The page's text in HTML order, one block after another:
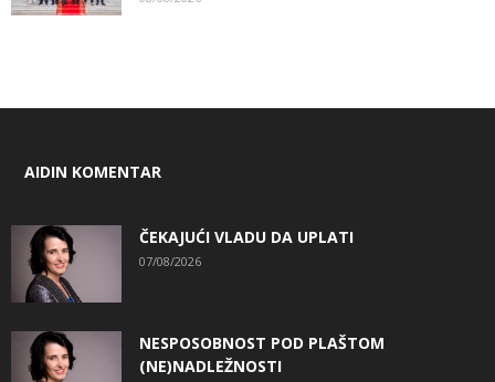
AIDIN KOMENTAR
ČEKAJUĆI VLADU DA UPLATI
07/08/2026
NESPOSOBNOST POD PLAŠTOM
(NE)NADLEŽNOSTI